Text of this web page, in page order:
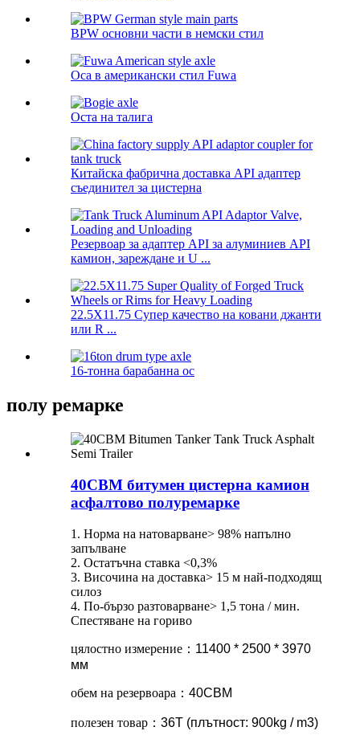
BPW основни части в немски стил
Оса в американски стил Fuwa
Оста на талига
Китайска фабрична доставка API адаптер
съединител за цистерна
Резервоар за адаптер API за алуминиев API
камион, зареждане и U ...
22.5X11.75 Супер качество на ковани джанти
или R ...
16-тонна барабанна ос
полу ремарке
40CBM битумен цистерна камион
асфалтово полуремарке
1. Норма на натоварване> 98% напълно
запълване
2. Остатъчна ставка <0,3%
3. Височина на доставка> 15 м най-подходящ
силоз
4. По-бързо разтоварване> 1,5 тона / мин.
Спестяване на гориво
цялостно измерение ： 11400 * 2500 * 3970
мм
обем на резервоара ： 40CBM
полезен товар ： 36T (плътност: 900kg / m3)